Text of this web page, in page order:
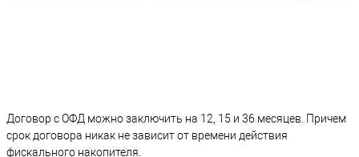
Договор с ОФД можно заключить на 12, 15 и 36 месяцев. Причем
срок договора никак не зависит от времени действия
фискального накопителя.